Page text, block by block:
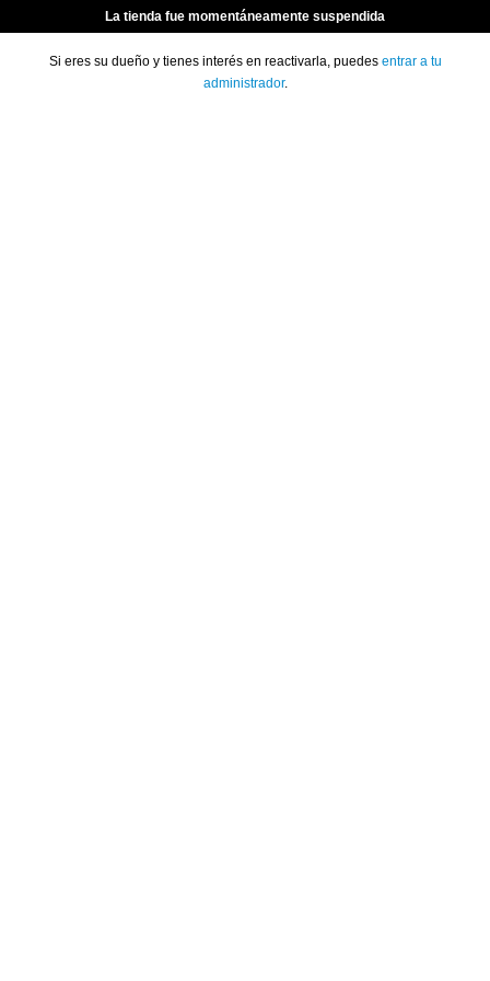
La tienda fue momentáneamente suspendida
Si eres su dueño y tienes interés en reactivarla, puedes entrar a tu
administrador.